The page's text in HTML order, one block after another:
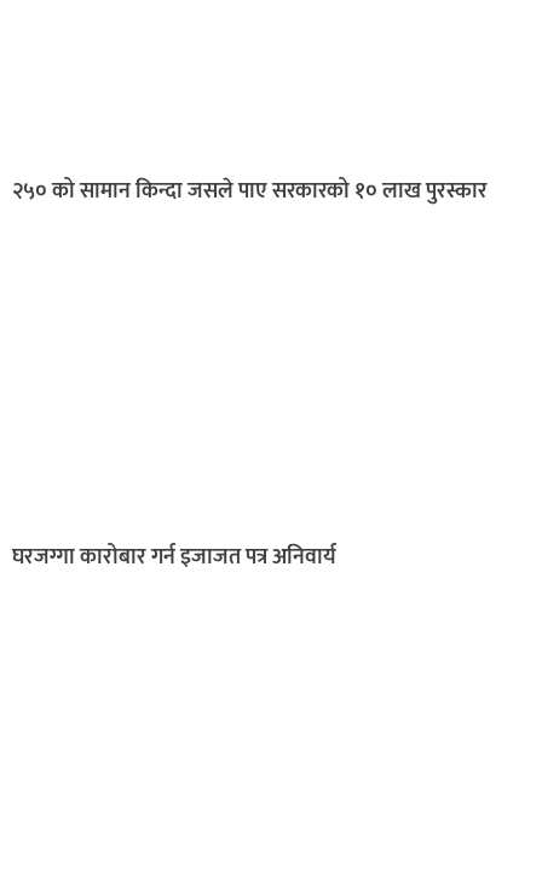
२५० को सामान किन्दा जसले पाए सरकारको १० लाख पुरस्कार
घरजग्गा कारोबार गर्न इजाजत पत्र अनिवार्य